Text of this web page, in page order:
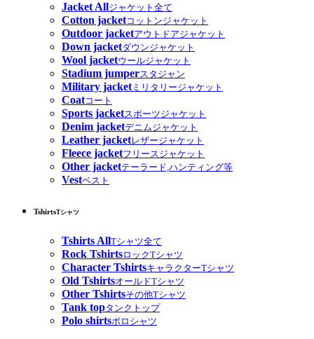
Jacket Allジャケット全て
Cotton jacketコットンジャケット
Outdoor jacketアウトドアジャケット
Down jacketダウンジャケット
Wool jacketウールジャケット
Stadium jumperスタジャン
Military jacketミリタリージャケット
Coatコート
Sports jacketスポーツジャケット
Denim jacketデニムジャケット
Leather jacketレザージャケット
Fleece jacketフリースジャケット
Other jacketテーラード,ハンティング等
Vestベスト
TshirtsTシャツ
Tshirts AllTシャツ全て
Rock TshirtsロックTシャツ
Character TshirtsキャラクターTシャツ
Old TshirtsオールドTシャツ
Other Tshirtsその他Tシャツ
Tank topタンクトップ
Polo shirtsポロシャツ